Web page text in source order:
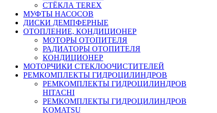
СТЁКЛА TEREX
МУФТЫ НАСОСОВ
ДИСКИ ДЕМПФЕРНЫЕ
ОТОПЛЕНИЕ, КОНДИЦИОНЕР
МОТОРЫ ОТОПИТЕЛЯ
РАДИАТОРЫ ОТОПИТЕЛЯ
КОНДИЦИОНЕР
МОТОРЧИКИ СТЕКЛООЧИСТИТЕЛЕЙ
РЕМКОМПЛЕКТЫ ГИДРОЦИЛИНДРОВ
РЕМКОМПЛЕКТЫ ГИДРОЦИЛИНДРОВ
HITACHI
РЕМКОМПЛЕКТЫ ГИДРОЦИЛИНДРОВ
KOMATSU